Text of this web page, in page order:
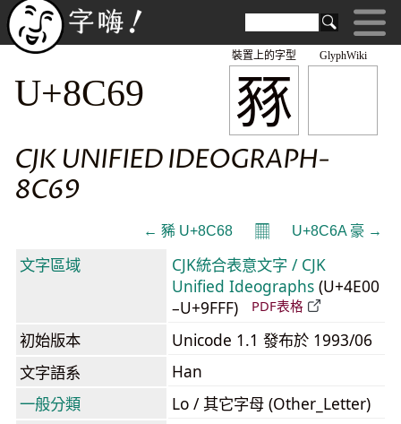
GlyphWiki
豩
裝置上的字型
U+8C69
CJK UNIFIED IDEOGRAPH-
8C69
← 豨 U+8C68 𝄜 U+8C6A 豪 →
文字區域
CJK統合表意文字 / CJK
Unified Ideographs (U+4E00
–U+9FFF)
PDF表格
初始版本
Unicode 1.1 發布於 1993/06
文字語系
Han
一般分類
Lo / 其它字母 (Other_Letter)